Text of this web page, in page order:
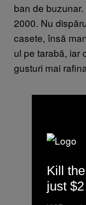
ban de
2000. Nu
casete, însă
ul pe tarabă, iar
gusturi mai
Kill
just